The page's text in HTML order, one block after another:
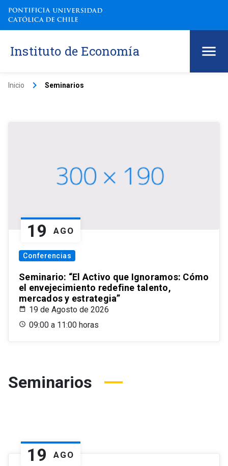
Instituto de Economía
Inicio keyboard_arrow_right Seminarios
19 AGO
Conferencias
Seminario: “El Activo que Ignoramos: Cómo
el envejecimiento redefine talento,
mercados y estrategia”
19 de Agosto de 2026
09:00 a 11:00 horas
Seminarios
19 AGO